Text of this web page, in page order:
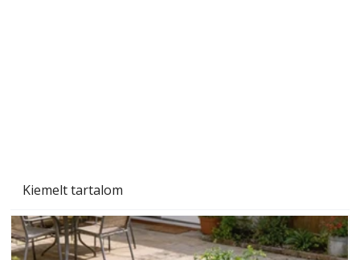
Kiemelt tartalom